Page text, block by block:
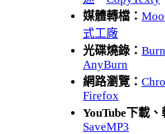
媒體轉檔：
式工廠
光碟燒錄：
AnyBurn
網路瀏覽：
Firefox
YouTube下載、
SaveMP3